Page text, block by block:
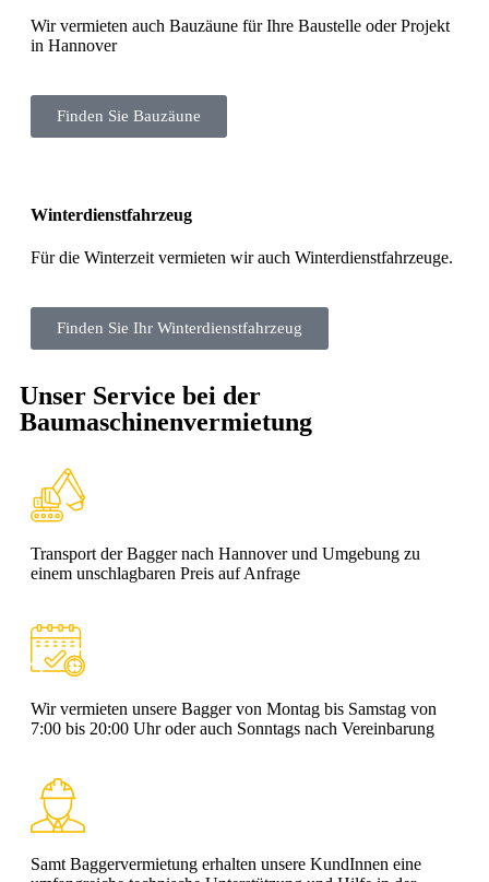
Wir vermieten auch Bauzäune für Ihre Baustelle oder Projekt
in Hannover
Finden Sie Bauzäune
Winterdienstfahrzeug
Für die Winterzeit vermieten wir auch Winterdienstfahrzeuge.
Finden Sie Ihr Winterdienstfahrzeug
Unser Service bei der
Baumaschinenvermietung
Transport der Bagger nach Hannover und Umgebung zu
einem unschlagbaren Preis auf Anfrage
Wir vermieten unsere Bagger von Montag bis Samstag von
7:00 bis 20:00 Uhr oder auch Sonntags nach Vereinbarung
Samt Baggervermietung erhalten unsere KundInnen eine